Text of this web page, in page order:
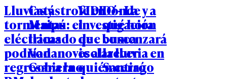
Lluvias y
tormentas
eléctricas
podrían
regresar a la
Catástrofe en
Maipú: el
llamado de
Vodanovic al
Gobierno
VIDEO - La
investigación
que busca
esclarecer
quién cerró
Dónde y a
qué hora
comenzará
la lluvia en
Santiago